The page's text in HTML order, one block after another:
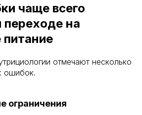
чаще всего
на
питание
отмечают несколько
ошибок.
ограничения